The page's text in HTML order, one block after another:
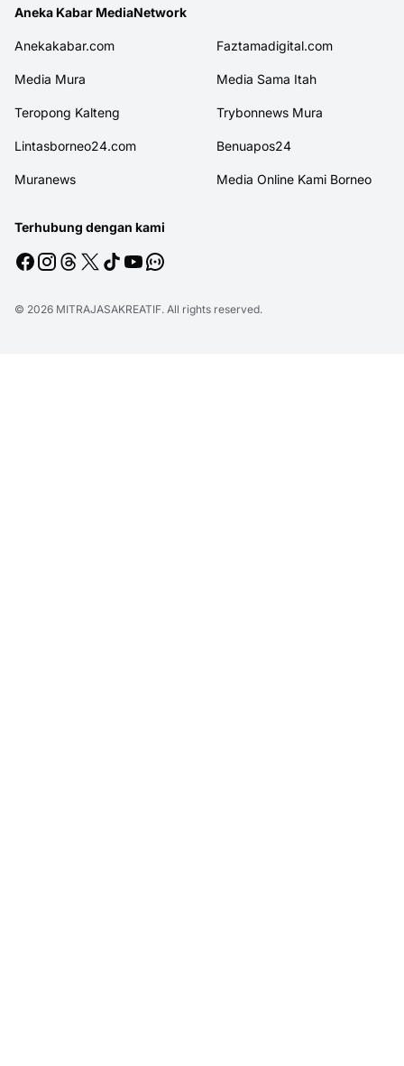
Aneka Kabar MediaNetwork
Anekakabar.com Faztamadigital.com
Media Mura Media Sama Itah
Teropong Kalteng Trybonnews Mura
Lintasborneo24.com Benuapos24
Muranews Media Online Kami Borneo
Terhubung dengan kami
© 2026 MITRAJASAKREATIF. All rights reserved.